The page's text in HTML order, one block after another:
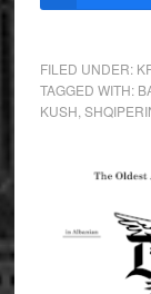
FILED UNDER:
TAGGED WITH:
KUSH